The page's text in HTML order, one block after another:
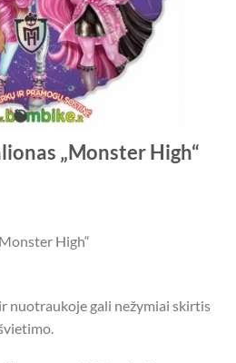
„Monster High“
€
€
High“
nuotraukoje gali nežymiai skirtis